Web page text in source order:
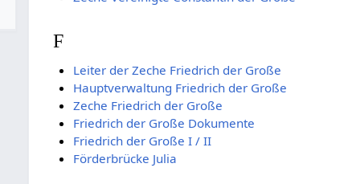
F
Leiter der Zeche Friedrich der Große
Hauptverwaltung Friedrich der Große
Zeche Friedrich der Große
Friedrich der Große Dokumente
Friedrich der Große I / II
Förderbrücke Julia